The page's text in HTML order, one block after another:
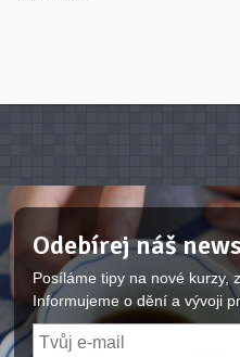
Odebírej náš
Posíláme tipy na nové kurzy,
Informujeme o dění a vývoji